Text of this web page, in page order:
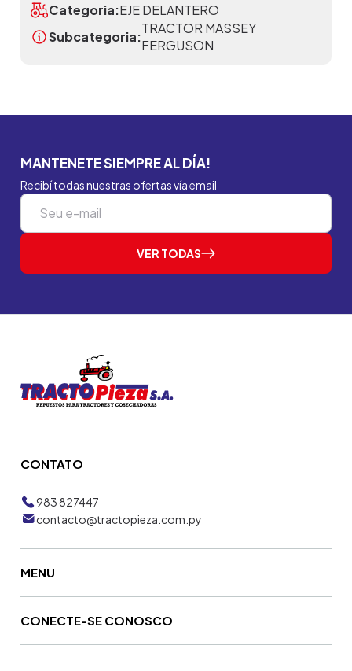
Categoria:EJE DELANTERO
Subcategoria:
TRACTOR MASSEY
FERGUSON
MANTENETE SIEMPRE AL DÍA!
Recibí todas nuestras ofertas vía email
VER TODAS
CONTATO
983 827447
contacto@tractopieza.com.py
MENU
CONECTE-SE CONOSCO